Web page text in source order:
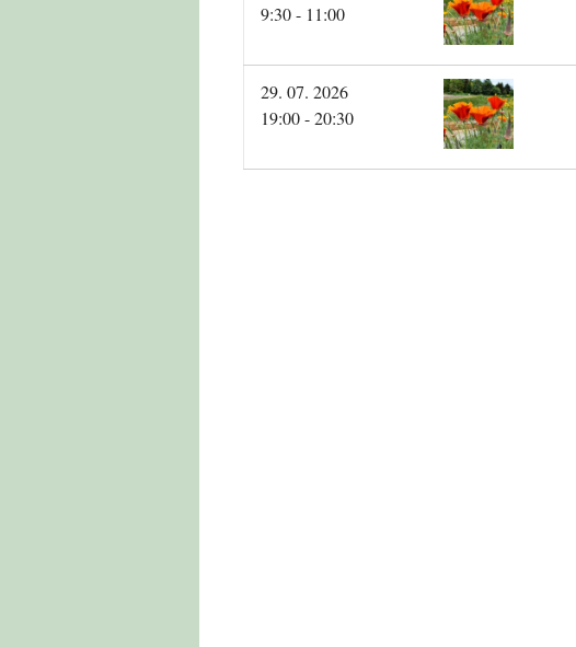
9:30 - 11:00
29. 07. 2026
19:00 - 20:30